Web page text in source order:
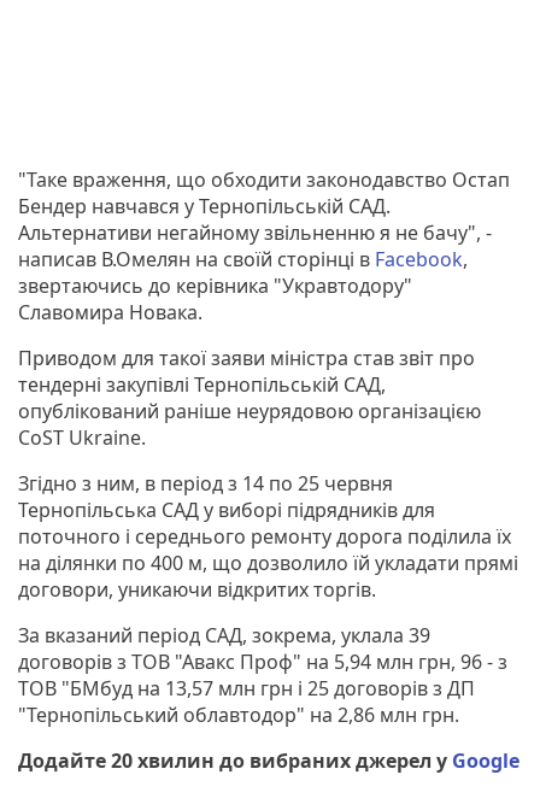
"Таке враження, що обходити законодавство Остап
Бендер навчався у Тернопільській САД.
Альтернативи негайному звільненню я не бачу", -
написав В.Омелян на своїй сторінці в Facebook,
звертаючись до керівника "Укравтодору"
Славомира Новака.
Приводом для такої заяви міністра став звіт про
тендерні закупівлі Тернопільській САД,
опублікований раніше неурядовою організацією
CoST Ukraine.
Згідно з ним, в період з 14 по 25 червня
Тернопільська САД у виборі підрядників для
поточного і середнього ремонту дорога поділила їх
на ділянки по 400 м, що дозволило їй укладати прямі
договори, уникаючи відкритих торгів.
За вказаний період САД, зокрема, уклала 39
договорів з ТОВ "Авакс Проф" на 5,94 млн грн, 96 - з
ТОВ "БМбуд на 13,57 млн грн і 25 договорів з ДП
"Тернопільський облавтодор" на 2,86 млн грн.
Додайте 20 хвилин до вибраних джерел у Google